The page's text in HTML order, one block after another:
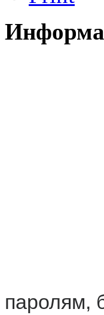
паролям,